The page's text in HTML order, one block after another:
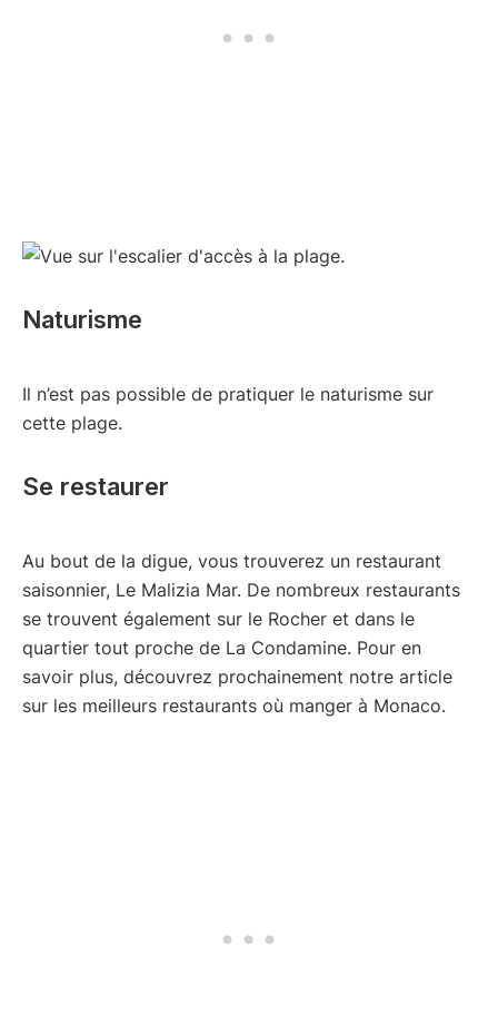
Naturisme
Il n’est pas possible de pratiquer le naturisme sur
cette plage.
Se restaurer
Au bout de la digue, vous trouverez un restaurant
saisonnier, Le Malizia Mar. De nombreux restaurants
se trouvent également sur le Rocher et dans le
quartier tout proche de La Condamine. Pour en
savoir plus, découvrez prochainement notre article
sur les meilleurs restaurants où manger à Monaco.